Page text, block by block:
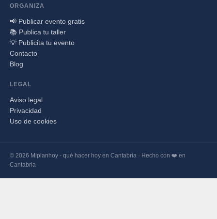
ORGANIZA
📢 Publicar evento gratis
📚 Publica tu taller
💡 Publicita tu evento
Contacto
Blog
LEGAL
Aviso legal
Privacidad
Uso de cookies
© 2026 Miplanhoy - qué hacer hoy en Cantabria · Hecho con ❤️ en
Cantabria